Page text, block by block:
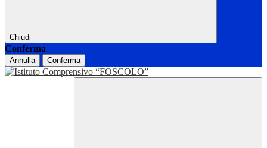
Chiudi
Conferma
Annulla Conferma